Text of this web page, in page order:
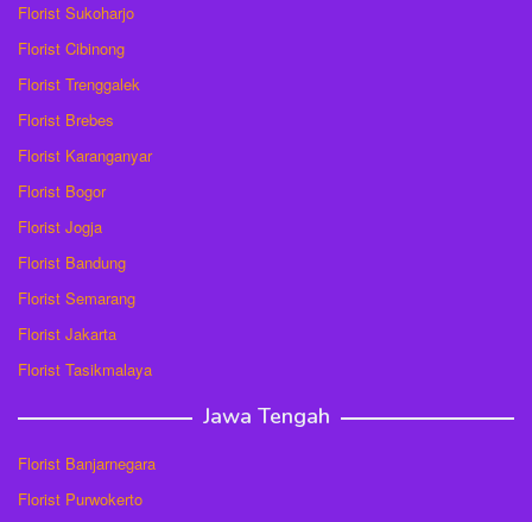
Florist Sukoharjo
Florist Cibinong
Florist Trenggalek
Florist Brebes
Florist Karanganyar
Florist Bogor
Florist Jogja
Florist Bandung
Florist Semarang
Florist Jakarta
Florist Tasikmalaya
Jawa Tengah
Florist Banjarnegara
Florist Purwokerto